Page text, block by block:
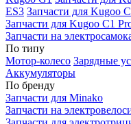
ES3 Запчасти для Kugoo
Запчасти для Kugoo C1
Запчасти на
По типу
Мотор-колесо Зарядные
Аккумуляторы
По бренду
Запчасти для Minako
Запчасти на